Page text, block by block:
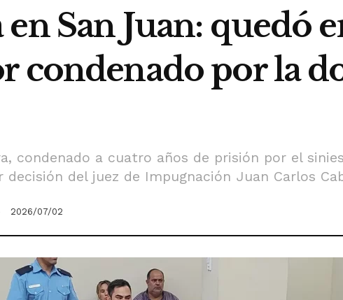
San Juan: quedó
condenado por la
condenado a cuatro años de prisión por el
del juez de Impugnación Juan Carlos
2026/07/02